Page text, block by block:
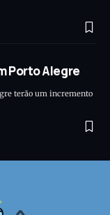
Porto Alegre
terão um incremento